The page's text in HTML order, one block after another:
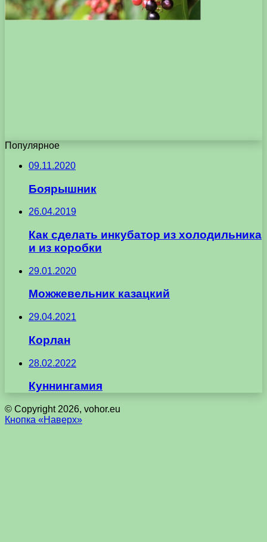
Популярное
09.11.2020
Боярышник
26.04.2019
Как сделать инкубатор из холодильника
и из коробки
29.01.2020
Можжевельник казацкий
29.04.2021
Корлан
28.02.2022
Куннингамия
© Copyright 2026, vohor.eu
Кнопка «Наверх»